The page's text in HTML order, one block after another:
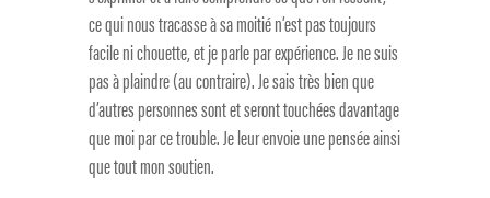
ce qui nous tracasse à sa moitié n’est pas toujours
facile ni chouette, et je parle par expérience. Je ne suis
pas à plaindre (au contraire). Je sais très bien que
d’autres personnes sont et seront touchées davantage
que moi par ce trouble. Je leur envoie une pensée ainsi
que tout mon soutien.